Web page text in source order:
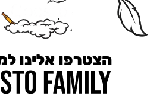
הצטרפו אלינו